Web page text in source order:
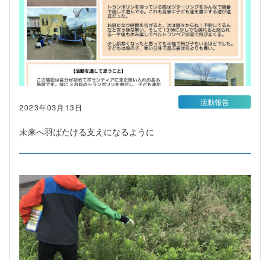
2023年03月13日
未来へ羽ばたける支えになるように
活動報告